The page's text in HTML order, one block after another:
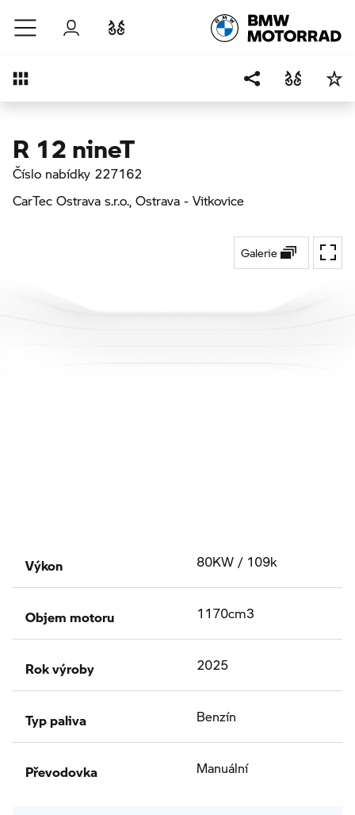
Přejít na hlavní obsah
Přihlášení
Přehled
R 12 nineT
Číslo nabídky 227162
CarTec Ostrava s.r.o., Ostrava - Vitkovice
Galerie
Výkon 80KW / 109k
Objem motoru 1170cm3
Rok výroby 2025
Typ paliva Benzín
Převodovka Manuální